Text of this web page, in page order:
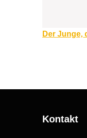
Der Junge,
Kontakt